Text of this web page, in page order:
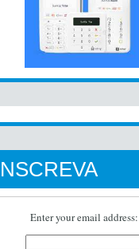
Enter your email address: